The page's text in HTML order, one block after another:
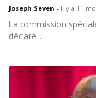
Joseph Seven - Il y a 11
La commission
déclaré...